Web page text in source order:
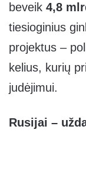
beveik 4,8
tiesioginius
projektus –
kelius, kurių
judėjimui.
Rusijai –